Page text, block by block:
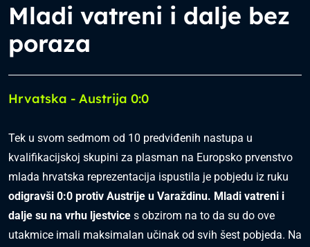
Mladi vatreni i dalje bez
poraza
Hrvatska - Austrija 0:0
Tek u svom sedmom od 10 predviđenih nastupa u
kvalifikacijskoj skupini za plasman na Europsko prvenstvo
mlada hrvatska reprezentacija ispustila je pobjedu iz ruku
odigravši 0:0 protiv Austrije u Varaždinu. Mladi vatreni i
dalje su na vrhu ljestvice s obzirom na to da su do ove
utakmice imali maksimalan učinak od svih šest pobjeda. Na